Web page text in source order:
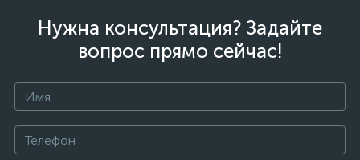
Нужна консультация? Задайте
вопрос прямо сейчас!